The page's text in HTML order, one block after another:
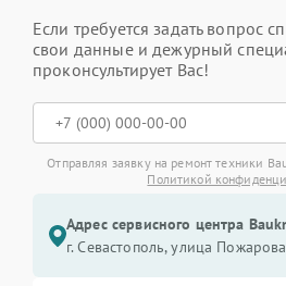
Если требуется задать вопрос
свои данные и дежурный
проконсультирует Вас!
Отправляя заявку на ремонт техники
Политикой
Адрес сервисного центра
г. Севастополь, улица